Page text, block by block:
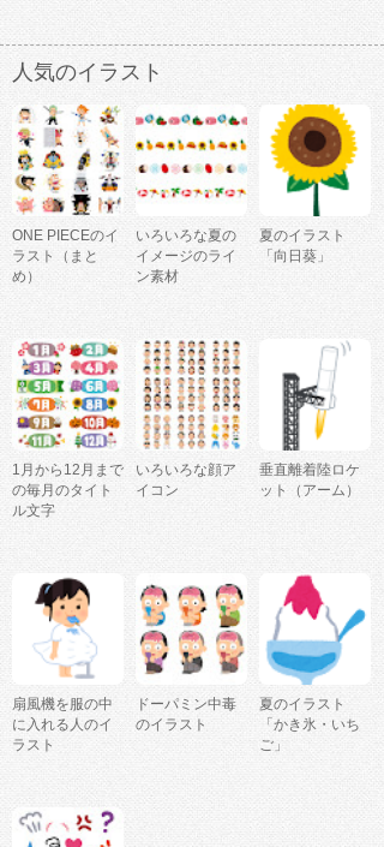
人気のイラスト
ONE PIECEのイ
ラスト（まと
め）
いろいろな夏の
イメージのライ
ン素材
夏のイラスト
「向日葵」
1月から12月まで
の毎月のタイト
ル文字
いろいろな顔ア
イコン
垂直離着陸ロケ
ット（アーム）
扇風機を服の中
に入れる人のイ
ラスト
ドーパミン中毒
のイラスト
夏のイラスト
「かき氷・いち
ご」